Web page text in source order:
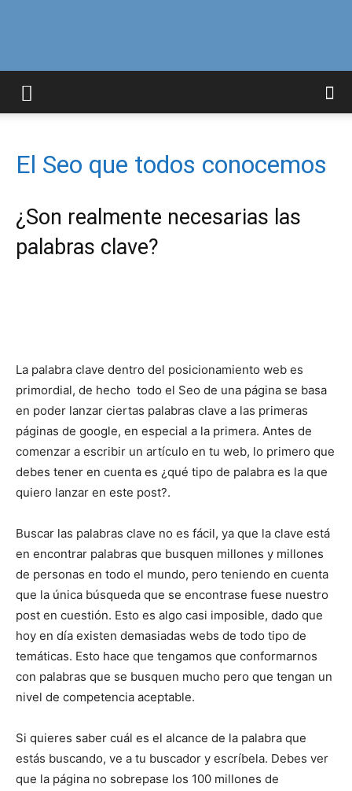
Curiosidades
del
El Seo que todos conocemos
¿Son realmente necesarias las
palabras clave?
La palabra clave dentro del posicionamiento web es
primordial, de hecho todo el Seo de una página se basa
en poder lanzar ciertas palabras clave a las primeras
páginas de google, en especial a la primera. Antes de
comenzar a escribir un artículo en tu web, lo primero que
debes tener en cuenta es ¿qué tipo de palabra es la que
quiero lanzar en este post?.
Buscar las palabras clave no es fácil, ya que la clave está
en encontrar palabras que busquen millones y millones
de personas en todo el mundo, pero teniendo en cuenta
que la única búsqueda que se encontrase fuese nuestro
post en cuestión. Esto es algo casi imposible, dado que
hoy en día existen demasiadas webs de todo tipo de
temáticas. Esto hace que tengamos que conformarnos
con palabras que se busquen mucho pero que tengan un
nivel de competencia aceptable.
Si quieres saber cuál es el alcance de la palabra que
estás buscando, ve a tu buscador y escríbela. Debes ver
que la página no sobrepase los 100 millones de